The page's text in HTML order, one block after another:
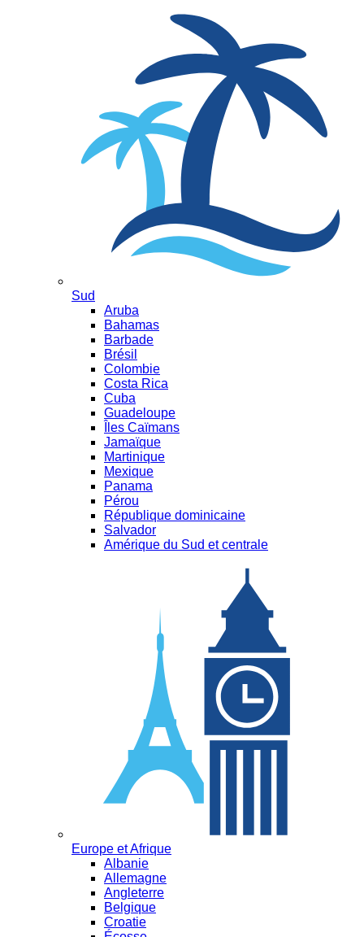
Sud
Aruba
Bahamas
Barbade
Brésil
Colombie
Costa Rica
Cuba
Guadeloupe
Îles Caïmans
Jamaïque
Martinique
Mexique
Panama
Pérou
République dominicaine
Salvador
Amérique du Sud et centrale
Europe et Afrique
Albanie
Allemagne
Angleterre
Belgique
Croatie